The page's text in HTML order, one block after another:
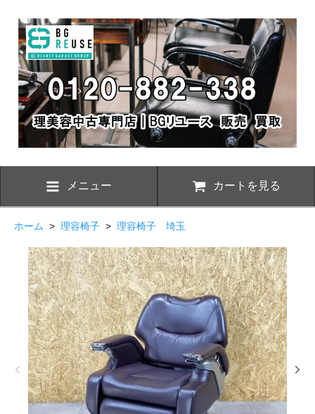
メニュー カートを見る
ホーム > 理容椅子 > 理容椅子 埼玉